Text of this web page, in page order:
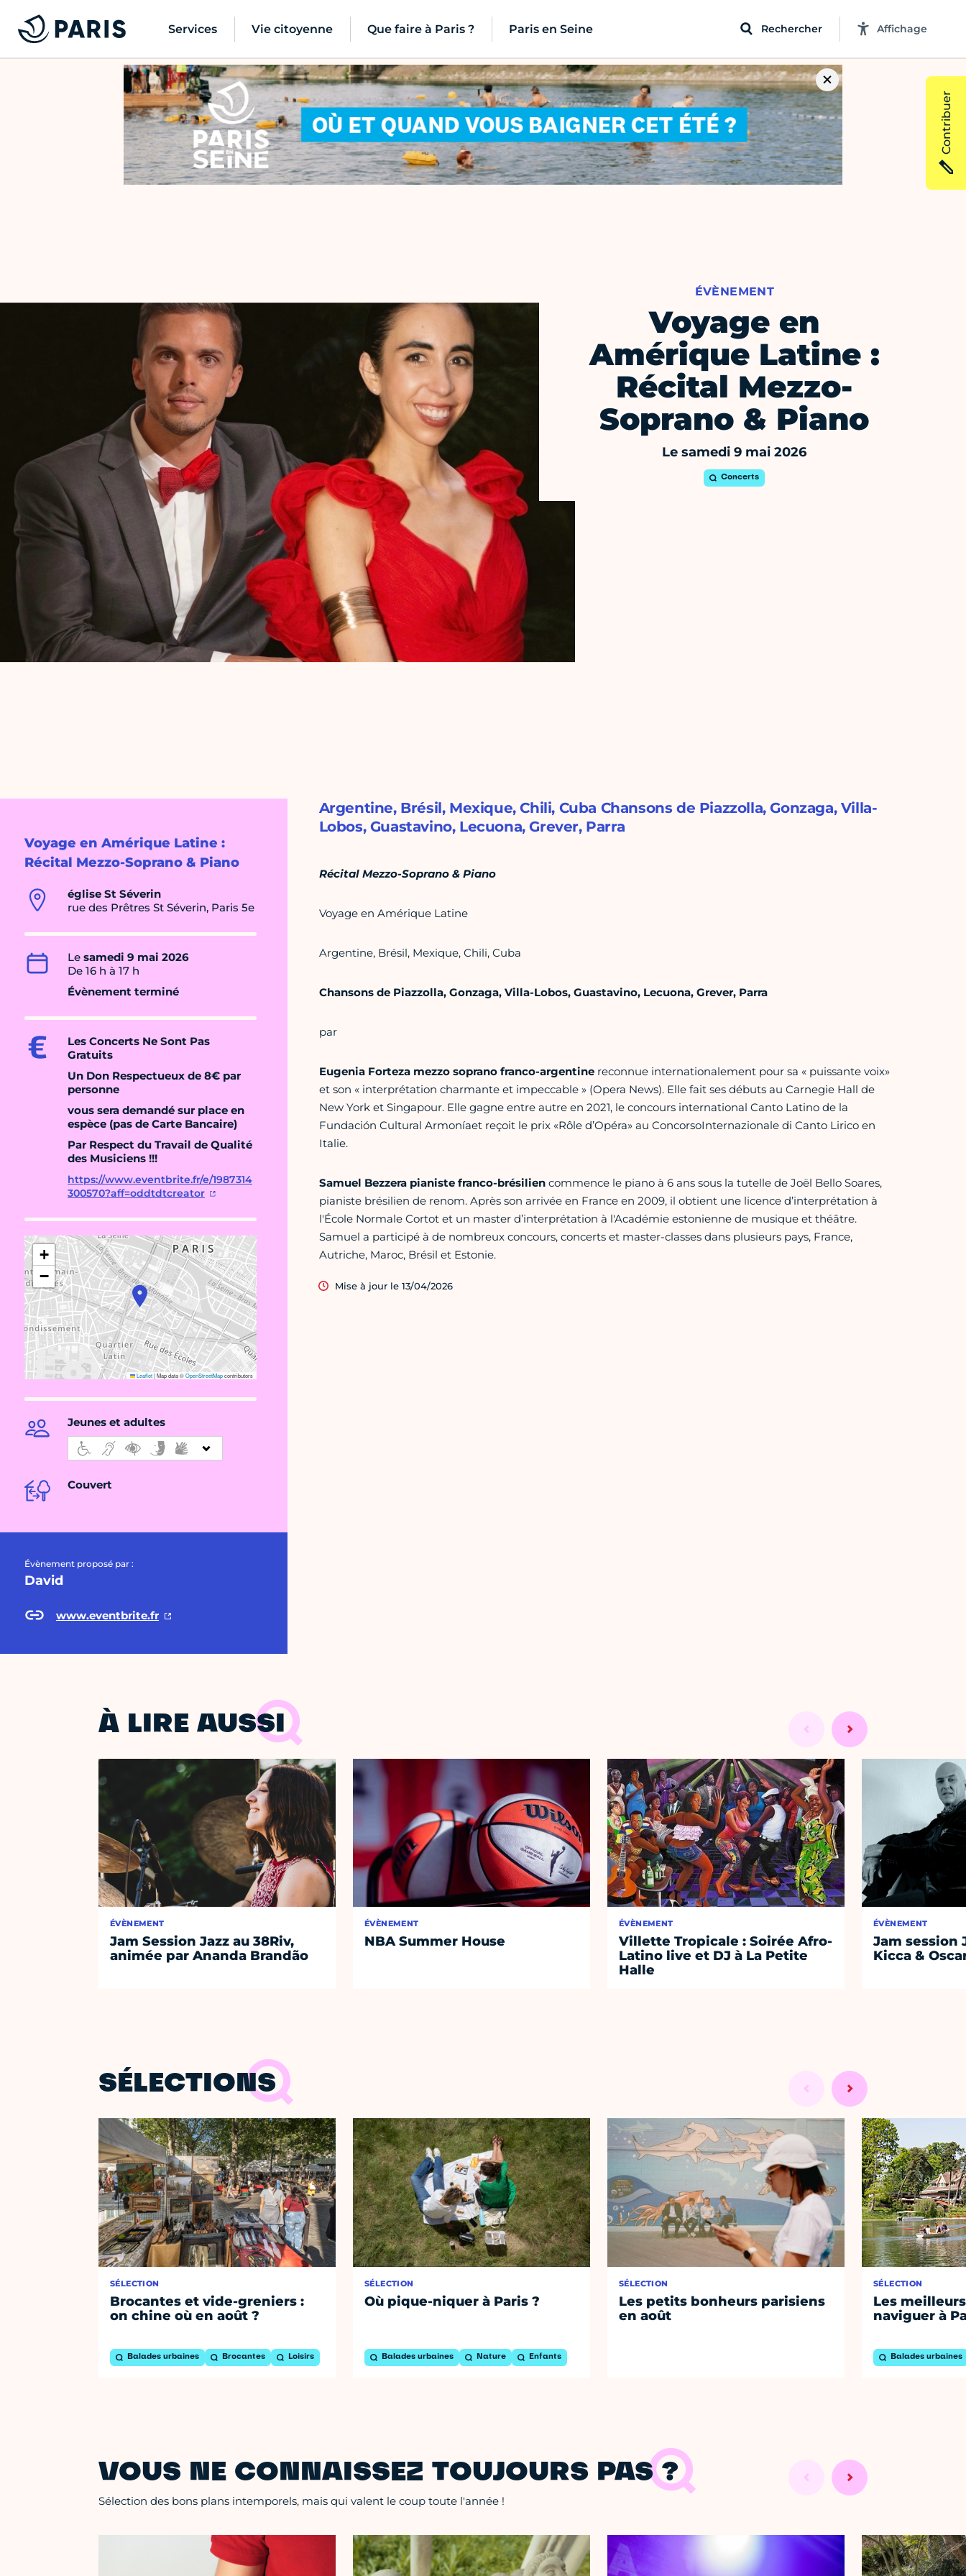
Services Vie citoyenne Que faire à Paris ? Paris en Seine Rechercher Affichage
ÉVÈNEMENT
Voyage en
Amérique Latine :
Récital Mezzo-
Soprano & Piano
Le samedi 9 mai 2026
Concerts
Voyage en Amérique Latine :
Récital Mezzo-Soprano & Piano
église St Séverin
rue des Prêtres St Séverin, Paris 5e
Le samedi 9 mai 2026
De 16 h à 17 h
Évènement terminé
Les Concerts Ne Sont Pas
Gratuits
Un Don Respectueux de 8€ par
personne
vous sera demandé sur place en
espèce (pas de Carte Bancaire)
Par Respect du Travail de Qualité
des Musiciens !!!
https://www.eventbrite.fr/e/1987314
300570?aff=oddtdtcreator
+
−
Leaflet|Map data ©OpenStreetMapcontributors
Jeunes et adultes
Couvert
Évènement proposé par :
David
www.eventbrite.fr
Argentine, Brésil, Mexique, Chili, Cuba Chansons de Piazzolla, Gonzaga, Villa-
Lobos, Guastavino, Lecuona, Grever, Parra
Récital Mezzo-Soprano & Piano
Voyage en Amérique Latine
Argentine, Brésil, Mexique, Chili, Cuba
Chansons de Piazzolla, Gonzaga, Villa-Lobos, Guastavino, Lecuona, Grever, Parra
par
Eugenia Forteza mezzo soprano franco-argentine reconnue internationalement pour sa « puissante voix»
et son « interprétation charmante et impeccable » (Opera News). Elle fait ses débuts au Carnegie Hall de
New York et Singapour. Elle gagne entre autre en 2021, le concours international Canto Latino de la
Fundación Cultural Armoníaet reçoit le prix «Rôle d’Opéra» au ConcorsoInternazionale di Canto Lirico en
Italie.
Samuel Bezzera pianiste franco-brésilien commence le piano à 6 ans sous la tutelle de Joël Bello Soares,
pianiste brésilien de renom. Après son arrivée en France en 2009, il obtient une licence d’interprétation à
l'École Normale Cortot et un master d’interprétation à l'Académie estonienne de musique et théâtre.
Samuel a participé à de nombreux concours, concerts et master-classes dans plusieurs pays, France,
Autriche, Maroc, Brésil et Estonie.
Mise à jour le 13/04/2026
À LIRE AUSSI
ÉVÈNEMENT
Jam Session Jazz au 38Riv,
animée par Ananda Brandão
ÉVÈNEMENT
NBA Summer House
ÉVÈNEMENT
Villette Tropicale : Soirée Afro-
Latino live et DJ à La Petite
Halle
ÉVÈNEMENT
Jam session
Kicca &
SÉLECTIONS
SÉLECTION
Brocantes et vide-greniers :
on chine où en août ?
Balades urbaines Brocantes Loisirs
SÉLECTION
Où pique-niquer à Paris ?
Balades urbaines Nature Enfants
SÉLECTION
Les petits bonheurs parisiens
en août
SÉLECTION
Les
naviguer à
Balades urbaines
VOUS NE CONNAISSEZ TOUJOURS PAS ?
Sélection des bons plans intemporels, mais qui valent le coup toute l'année !
Contribuer